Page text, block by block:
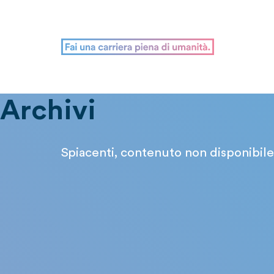
Archivi
Spiacenti, contenuto non